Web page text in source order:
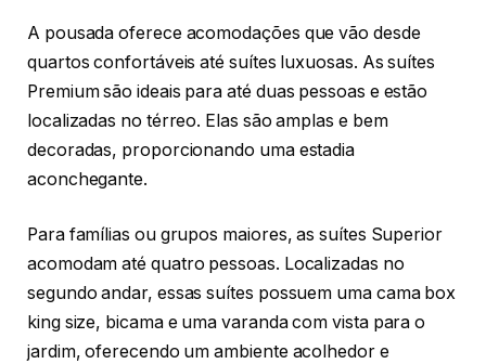
A pousada oferece acomodações que vão desde
quartos confortáveis até suítes luxuosas. As suítes
Premium são ideais para até duas pessoas e estão
localizadas no térreo. Elas são amplas e bem
decoradas, proporcionando uma estadia
aconchegante.
Para famílias ou grupos maiores, as suítes Superior
acomodam até quatro pessoas. Localizadas no
segundo andar, essas suítes possuem uma cama box
king size, bicama e uma varanda com vista para o
jardim, oferecendo um ambiente acolhedor e